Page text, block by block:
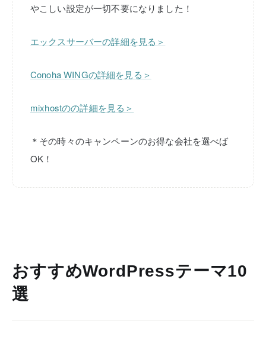
やこしい設定が一切不要になりました！
エックスサーバーの詳細を見る＞
Conoha WINGの詳細を見る＞
mixhostのの詳細を見る＞
＊その時々のキャンペーンのお得な会社を選べば
OK！
おすすめWordPressテーマ10
選